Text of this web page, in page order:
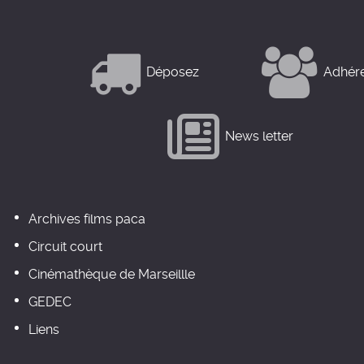
Déposez
News letter
Archives films paca
Circuit court
Cinémathèque de Marseillle
GEDEC
Liens